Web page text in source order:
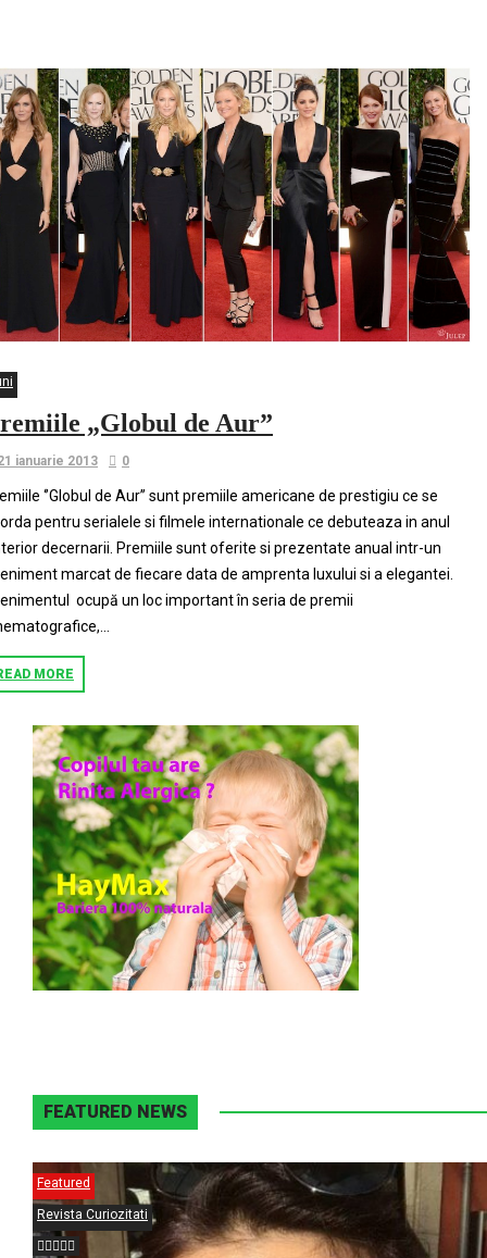
„Globul de Aur”
ianuarie 2013 0
‘’Globul de Aur’’ sunt premiile americane de prestigiu ce se
pentru serialele si filmele internationale ce debuteaza in anul
decernarii. Premiile sunt oferite si prezentate anual intr-un
marcat de fiecare data de amprenta luxului si a elegantei.
ocupă un loc important în seria de premii
MORE
FEATURED NEWS
Featured
Revista Curiozitati